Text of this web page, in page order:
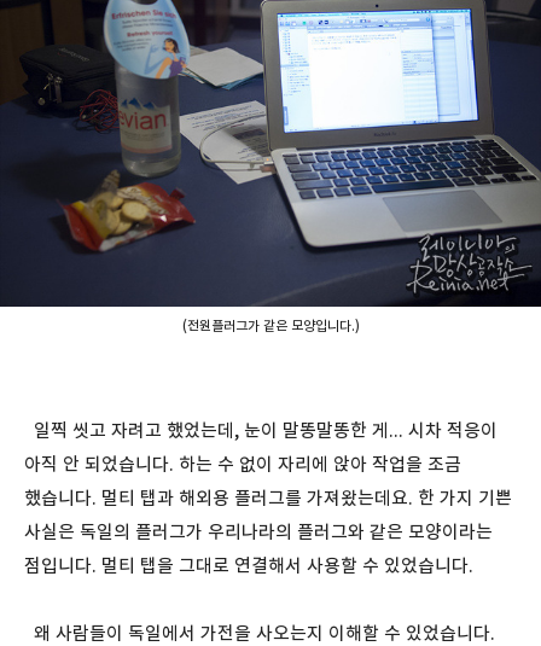
(전원플러그가 같은 모양입니다.)
일찍 씻고 자려고 했었는데, 눈이 말똥말똥한 게... 시차 적응이
아직 안 되었습니다. 하는 수 없이 자리에 앉아 작업을 조금
했습니다. 멀티 탭과 해외용 플러그를 가져왔는데요. 한 가지 기쁜
사실은 독일의 플러그가 우리나라의 플러그와 같은 모양이라는
점입니다. 멀티 탭을 그대로 연결해서 사용할 수 있었습니다.
왜 사람들이 독일에서 가전을 사오는지 이해할 수 있었습니다.